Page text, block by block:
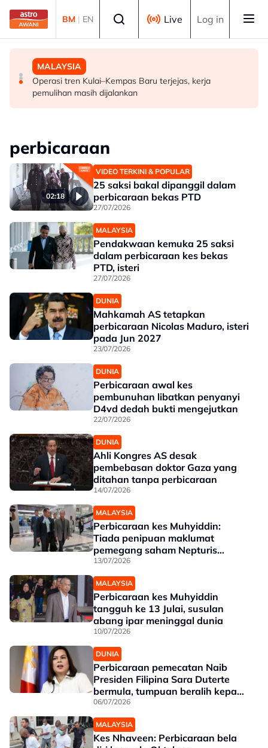
Skip to main content
BM | EN Live Log in
MALAYSIA
FMBA sambut baik arahan PM percepat kelulusan
pekerja asing sektor restoran
POLITIK
'Siapa akan pergi, siapa diperintah pergi? Tunggu dan
lihat'- Zahid
MALAYSIA
Operasi tren Kulai–Kempas Baru terjejas, kerja
pemulihan masih dijalankan
perbicaraan
02:18
VIDEO TERKINI & POPULAR
25 saksi bakal dipanggil dalam
perbicaraan bekas PTD
27/07/2026
MALAYSIA
Pendakwaan kemuka 25 saksi
dalam perbicaraan kes bekas
PTD, isteri
27/07/2026
DUNIA
Mahkamah AS tetapkan
perbicaraan Nicolas Maduro, isteri
pada Jun 2027
23/07/2026
DUNIA
Perbicaraan awal kes
pembunuhan libatkan penyanyi
D4vd dedah bukti mengejutkan
22/07/2026
DUNIA
Ahli Kongres AS desak
pembebasan doktor Gaza yang
ditahan tanpa perbicaraan
14/07/2026
MALAYSIA
Perbicaraan kes Muhyiddin:
Tiada penipuan maklumat
pemegang saham Nepturis
kepada SSM - Saksi
13/07/2026
MALAYSIA
Perbicaraan kes Muhyiddin
tangguh ke 13 Julai, susulan
abang ipar meninggal dunia
10/07/2026
DUNIA
Perbicaraan pemecatan Naib
Presiden Filipina Sara Duterte
bermula, tumpuan beralih kepada
Pilihan Raya 2028
06/07/2026
MALAYSIA
Kes Nhaveen: Perbicaraan bela